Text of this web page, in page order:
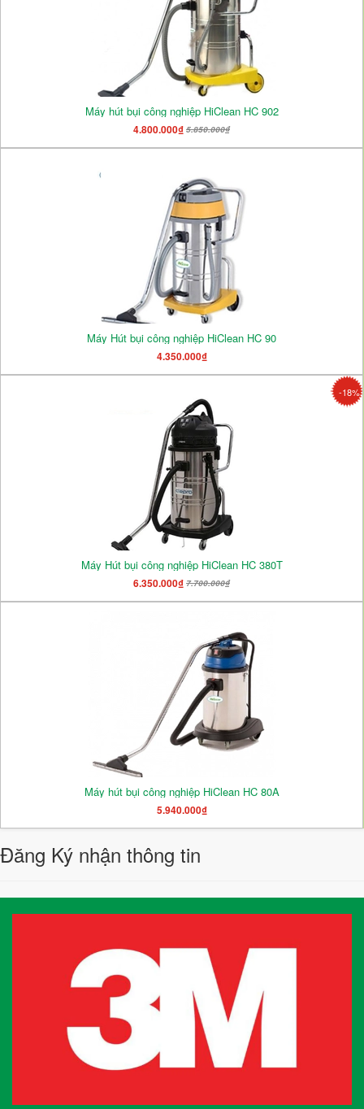
Máy hút bụi công nghiệp HiClean HC 902
4.800.000₫ 5.850.000₫
Máy Hút bụi công nghiệp HiClean HC 90
4.350.000₫
-18%
Máy Hút bụi công nghiệp HiClean HC 380T
6.350.000₫ 7.700.000₫
Máy hút bụi công nghiệp HiClean HC 80A
5.940.000₫
Đăng Ký nhận thông tin